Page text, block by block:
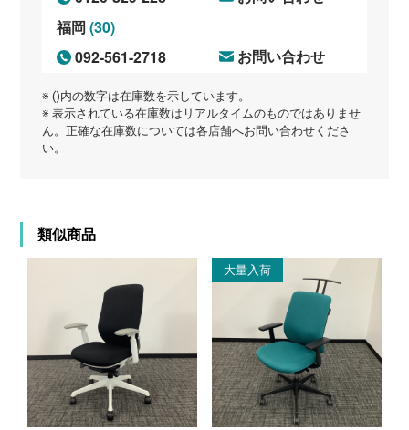
福岡(30)
092-561-2718
お問い合わせ
※ ()内の数字は在庫数を示しています。
※ 表示されている在庫数はリアルタイムのものではありませ
ん。正確な在庫数については各店舗へお問い合わせくださ
い。
類似商品
大量入荷